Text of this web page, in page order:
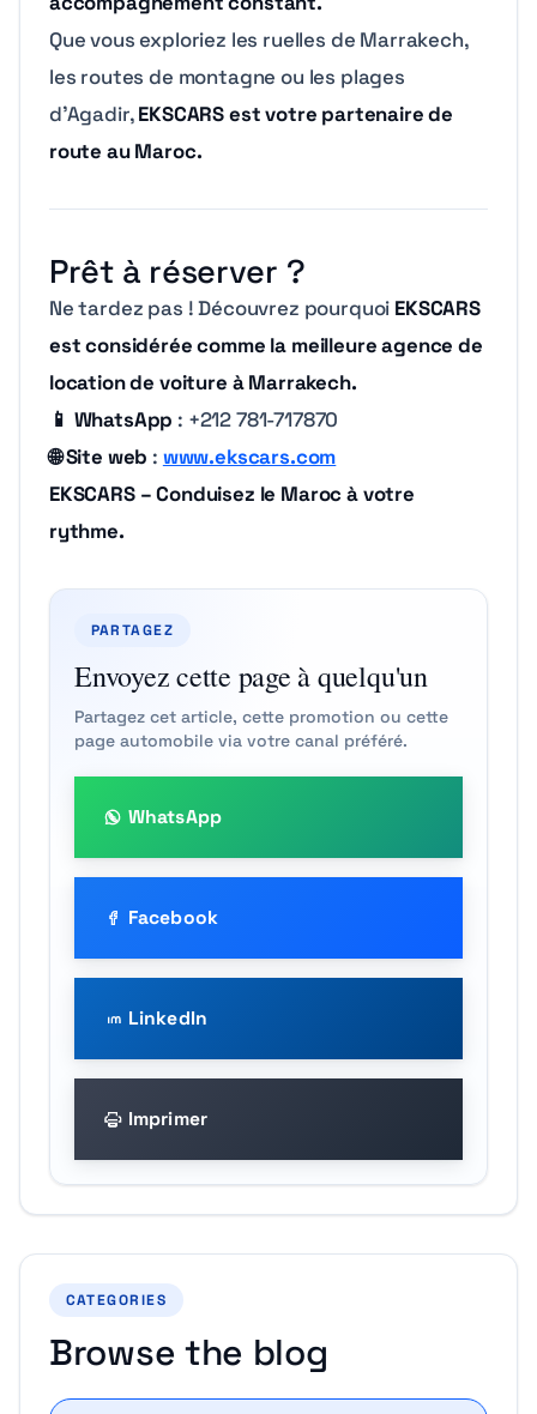
Que vous exploriez les ruelles de Marrakech,
les routes de montagne ou les plages
d’Agadir,EKSCARS est votre partenaire de
route au Maroc.
Prêt à réserver ?
Ne tardez pas ! Découvrez pourquoi EKSCARS
est considérée comme la meilleure agence de
location de voiture à Marrakech.
📱 WhatsApp : +212 781-717870
🌐 Site web : www.ekscars.com
EKSCARS – Conduisez le Maroc à votre
rythme.
PARTAGEZ
Envoyez cette page à quelqu'un
Partagez cet article, cette promotion ou cette
page automobile via votre canal préféré.
WhatsApp
Facebook
LinkedIn
Imprimer
CATEGORIES
Browse the blog